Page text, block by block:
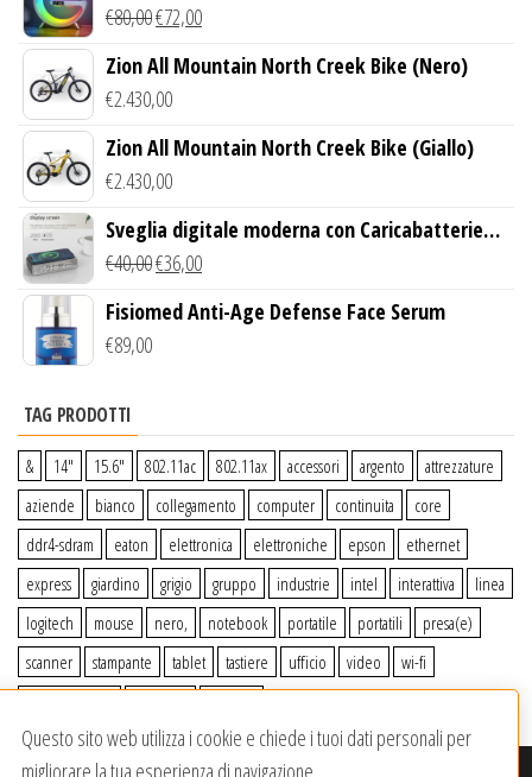
wireless
€80,00€72,00
Zion All Mountain North Creek Bike (Nero)
€2.430,00
Zion All Mountain North Creek Bike (Giallo)
€2.430,00
Sveglia digitale moderna con Caricabatterie
Wireless Qi
€40,00€36,00
Fisiomed Anti-Age Defense Face Serum
€89,00
TAG PRODOTTI
& 14″ 15.6″ 802.11ac 802.11ax accessori argento
attrezzature
aziende
bianco collegamento computer continuita
core
ddr4-sdram
eaton elettronica elettroniche epson
ethernet
express
giardino grigio gruppo industrie intel interattiva
linea
logitech
mouse nero, notebook portatile portatili
presa(e)
scanner
stampante tablet tastiere ufficio video
wi-fi
Questo sito web utilizza i cookie e chiede i tuoi dati personali per
migliorare la tua esperienza di navigazione.